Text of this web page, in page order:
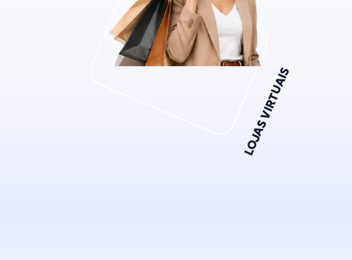
LOJAS VIRTUAIS